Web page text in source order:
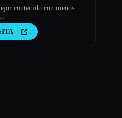
contenido con menos